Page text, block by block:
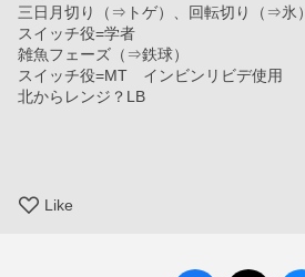
三日月切り（⇒トゲ）、回転切り（⇒氷）
スイッチ役=学者
雑魚フェーズ（⇒鉄球）
スイッチ役=MT　インビンリビデ使用
北からレンジ？LB
Like